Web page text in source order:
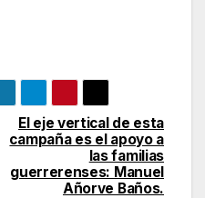
El eje vertical de esta
campaña es el apoyo a
las familias
guerrerenses: Manuel
Añorve Baños.